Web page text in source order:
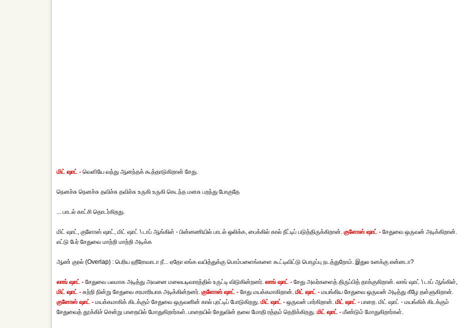
மிட் ஷாட் - வெளியே வந்து ஆனந்தக் கூத்தாடுகிறான் சேது.
நெனச்சு நெனச்சு தவிச்சு தவிச்சு உருகி உருகி கெடந்த மனசு பறந்து போகுதே
... பாடல் காட்சி தொடர்கிறது.
மிட் ஷாட், குளோஸ் ஷாட், மிட் ஷாட் \ டாப் ஆங்கிள் - பின்னணியில் பாடல் ஒலிக்க, பைக்கில் கால் நீட்டிப் படுத்திருக்கிறான். குளோஸ் ஷாட் - சேதுவை ஒருவன் அடிக்கிறான்.
எட்டு பேர் சேதுவை மாற்றி மாற்றி அடிக்க
ஆண் குரல் (Overlap) : பெரிய ஹீரோவாடா நீ... ஏதோ எங்க வயித்துக்கு பொம்பளைங்களை கூட்டிவிட்டு பொழப்பு நடத்துறோம். இதுல உனக்கு என்னடா?
லாங் ஷாட் - சேதுவை பலமாக அடித்து அவனை மலையடிவாரத்தில் உருட்டி விடுகின்றனர். லாங் ஷாட் - சேது அவர்களைத் திருப்பித் தாக்குகிறான். லாங் ஷாட் \ டாப் ஆங்கிள்,
மிட் ஷாட் - சுற்றி நின்று சேதுவை சரமாரியாக அடிக்கின்றனர். குளோஸ் ஷாட் - சேது மயக்கமாகிறான். மிட் ஷாட் - மயங்கிய சேதுவை ஒருவன் அடித்து கீழே தள்ளுகிறான்.
குளோஸ் ஷாட் - மயக்கமாகிக் கிடக்கும் சேதுவை ஒருவனின் கால் புரட்டிப் போடுகிறது. மிட் ஷாட் - ஒருவன் பார்கிறான். மிட் ஷாட் - பாறை. மிட் ஷாட் - மயங்கிக் கிடக்கும்
சேதுவைத் தூக்கிச் சென்று பாறையில் மோதுகிறார்கள். பாறையில் சேதுவின் தலை மோதி ரத்தம் தெறிக்கிறது. மிட் ஷாட் - மீண்டும் மோதுகிறார்கள்.